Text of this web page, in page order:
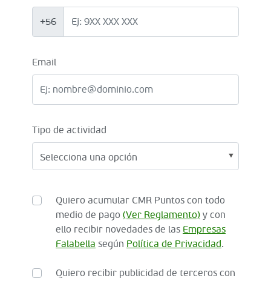
+56
Email
Tipo de actividad
Quiero acumular CMR Puntos con todo
medio de pago (Ver Reglamento) y con
ello recibir novedades de las Empresas
Falabella según Política de Privacidad.
Quiero recibir publicidad de terceros con